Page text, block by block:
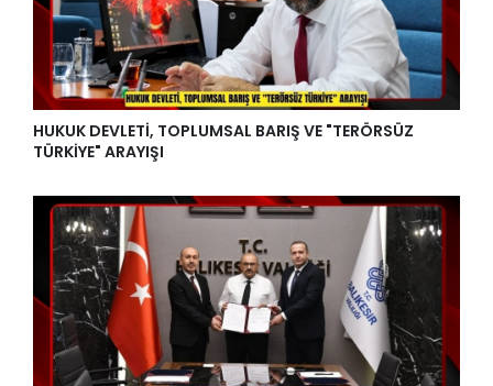
HUKUK DEVLETİ, TOPLUMSAL BARIŞ VE "TERÖRSÜZ
TÜRKİYE" ARAYIŞI